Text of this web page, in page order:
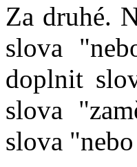
Za druhé.
slova
doplnit
slova
slova